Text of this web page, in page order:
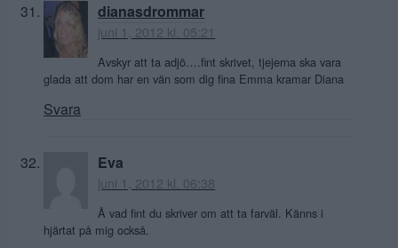
dianasdrommar
juni 1, 2012 kl. 05:21
Avskyr att ta adjö….fint skrivet, tjejerna ska vara
glada att dom har en vän som dig fina Emma kramar Diana
Svara
Eva
juni 1, 2012 kl. 06:38
Å vad fint du skriver om att ta farväl. Känns i
hjärtat på mig också.